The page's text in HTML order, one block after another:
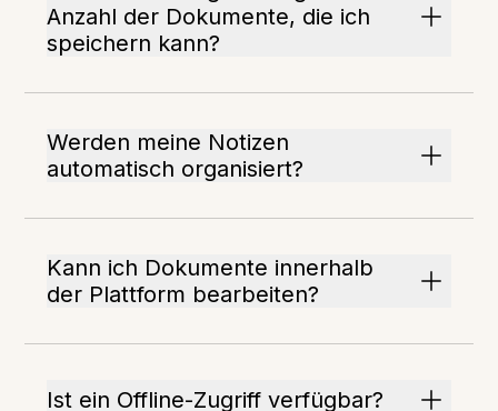
Anzahl der Dokumente, die ich
speichern kann?
Werden meine Notizen
automatisch organisiert?
Kann ich Dokumente innerhalb
der Plattform bearbeiten?
Ist ein Offline-Zugriff verfügbar?